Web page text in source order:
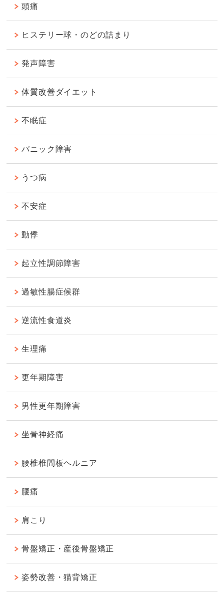
頭痛
ヒステリー球・のどの詰まり
発声障害
体質改善ダイエット
不眠症
パニック障害
うつ病
不安症
動悸
起立性調節障害
過敏性腸症候群
逆流性食道炎
生理痛
更年期障害
男性更年期障害
坐骨神経痛
腰椎椎間板ヘルニア
腰痛
肩こり
骨盤矯正・産後骨盤矯正
姿勢改善・猫背矯正